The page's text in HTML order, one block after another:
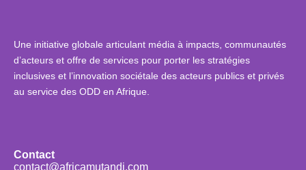
Une initiative globale articulant média à impacts, communautés
d’acteurs et offre de services pour porter les stratégies
inclusives et l’innovation sociétale des acteurs publics et privés
au service des ODD en Afrique.
Contact
contact@africamutandi.com